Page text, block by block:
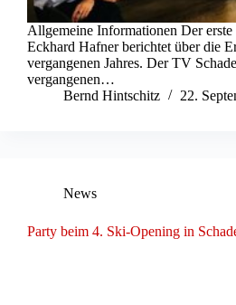
Allgemeine Informationen Der erste
Eckhard Hafner berichtet über die
vergangenen Jahres. Der TV
vergangenen…
Bernd Hintschitz
22.
News
Party beim 4. Ski-Opening in